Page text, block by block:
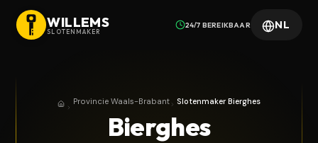
WILLEMS
SLOTENMAKER
24/7 BEREIKBAAR NL
HomeProvincie Waals-Brabant
Provincie Waals-Brabant Slotenmaker Bierghes
Bierghes